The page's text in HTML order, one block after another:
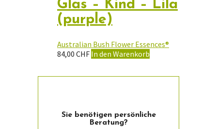
Glas – Kind – Lila
(purple)
Australian Bush Flower Essences®
84,00 CHF In den Warenkorb
Sie ­benötigen persön­liche
Beratung?